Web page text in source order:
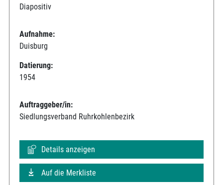
Diapositiv
Aufnahme:
Duisburg
Datierung:
1954
Auftraggeber/in:
Siedlungsverband Ruhrkohlenbezirk
Details anzeigen
Auf die Merkliste